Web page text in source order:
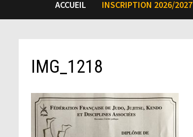
ACCUEIL INSCRIPTION 2026/2027
IMG_1218